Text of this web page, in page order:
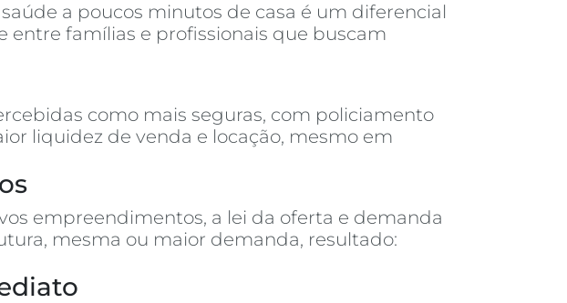
a poucos minutos de casa é um diferencial
entre famílias e profissionais que buscam
como mais seguras, com policiamento
liquidez de venda e locação, mesmo em
empreendimentos, a lei da oferta e demanda
mesma ou maior demanda, resultado: